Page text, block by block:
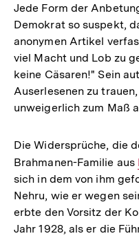
Jede Form der
Demokrat so suspekt,
anonymen Artikel
viel Macht und Lob zu
keine Cäsaren!" Sein
Auserlesenen zu
unweigerlich zum Maß
Die Widersprüche, die
Brahmanen-Familie aus
sich in dem von ihm
Nehru, wie er wegen
erbte den Vorsitz der
Jahr 1928, als er die